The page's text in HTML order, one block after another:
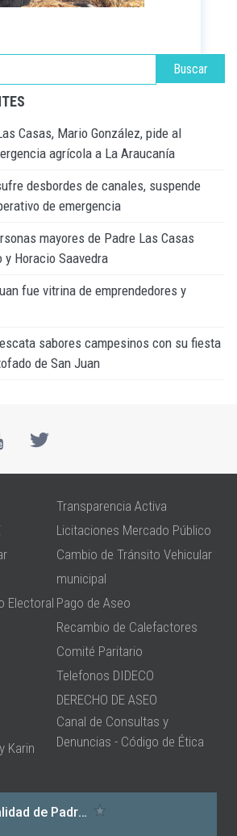
Casas, Mario González, pide al
agrícola a La Araucanía
desbordes de canales, suspende
de emergencia
mayores de Padre Las Casas
Horacio Saavedra
fue vitrina de emprendedores y
sabores campesinos con su fiesta
de San Juan
Electoral
Karin
Transparencia Activa
Licitaciones Mercado Público
Cambio de Tránsito Vehicular
municipal
Pago de Aseo
Recambio de Calefactores
Comité Paritario
Telefonos DIDECO
DERECHO DE ASEO
Canal de Consultas y
Denuncias - Código de Ética